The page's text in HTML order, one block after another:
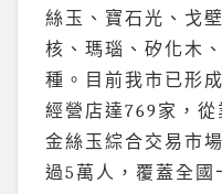
絲玉、寶石光、戈
核、瑪瑙、矽化木
種。目前我市已形
經營店達769家，
金絲玉綜合交易市
過5萬人，覆蓋全國